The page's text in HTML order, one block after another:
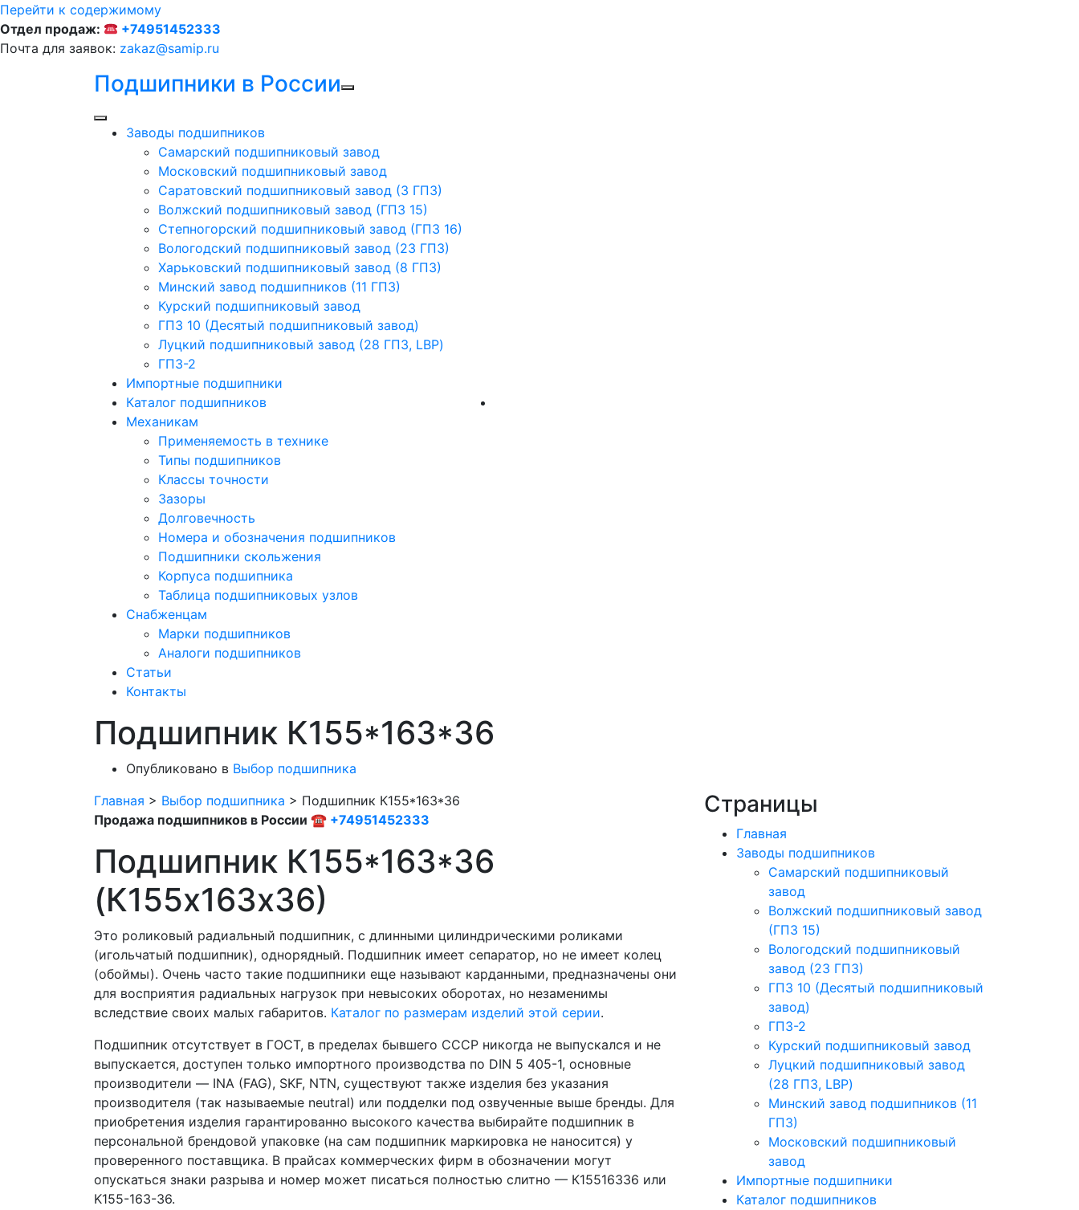
Перейти к содержимому
Отдел продаж:
+74951452333
Почта для заявок: zakaz@samip.ru
Подшипники в России
Заводы подшипников
Cамарский подшипниковый завод
Московский подшипниковый завод
Саратовский подшипниковый завод (3 ГПЗ)
Волжский подшипниковый завод (ГПЗ 15)
Степногорский подшипниковый завод (ГПЗ 16)
Вологодский подшипниковый завод (23 ГПЗ)
Харьковский подшипниковый завод (8 ГПЗ)
Минский завод подшипников (11 ГПЗ)
Курский подшипниковый завод
ГПЗ 10 (Десятый подшипниковый завод)
Луцкий подшипниковый завод (28 ГПЗ, LBP)
ГПЗ-2
Импортные подшипники
Каталог подшипников
Механикам
Применяемость в технике
Типы подшипников
Классы точности
Зазоры
Долговечность
Номера и обозначения подшипников
Подшипники скольжения
Корпуса подшипника
Таблица подшипниковых узлов
Снабженцам
Марки подшипников
Аналоги подшипников
Статьи
Контакты
Подшипник К155*163*36
Опубликовано в Выбор подшипника
Главная > Выбор подшипника > Подшипник К155*163*36
Продажа подшипников в России ☎ +74951452333
Подшипник К155*163*36
(К155х163х36)
Это роликовый радиальный подшипник, с длинными цилиндрическими роликами
(игольчатый подшипник), однорядный. Подшипник имеет сепаратор, но не имеет колец
(обоймы). Очень часто такие подшипники еще называют карданными, предназначены они
для восприятия радиальных нагрузок при невысоких оборотах, но незаменимы
вследствие своих малых габаритов. Каталог по размерам изделий этой серии.
Подшипник отсутствует в ГОСТ, в пределах бывшего СССР никогда не выпускался и не
выпускается, доступен только импортного производства по DIN 5 405-1, основные
производители — INA (FAG), SKF, NTN, существуют также изделия без указания
производителя (так называемые neutral) или подделки под озвученные выше бренды. Для
приобретения изделия гарантированно высокого качества выбирайте подшипник в
персональной брендовой упаковке (на сам подшипник маркировка не наносится) у
проверенного поставщика. В прайсах коммерческих фирм в обозначении могут
опускаться знаки разрыва и номер может писаться полностью слитно — К15516336 или
K155-163-36.
Страницы
Главная
Заводы подшипников
Cамарский подшипниковый
завод
Волжский подшипниковый завод
(ГПЗ 15)
Вологодский подшипниковый
завод (23 ГПЗ)
ГПЗ 10 (Десятый подшипниковый
завод)
ГПЗ-2
Курский подшипниковый завод
Луцкий подшипниковый завод
(28 ГПЗ, LBP)
Минский завод подшипников (11
ГПЗ)
Московский подшипниковый
завод
Импортные подшипники
Каталог подшипников